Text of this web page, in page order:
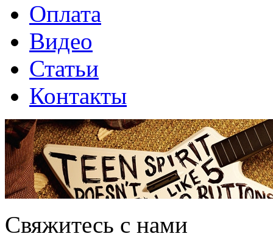
Оплата
Видео
Статьи
Контакты
Свяжитесь с нами